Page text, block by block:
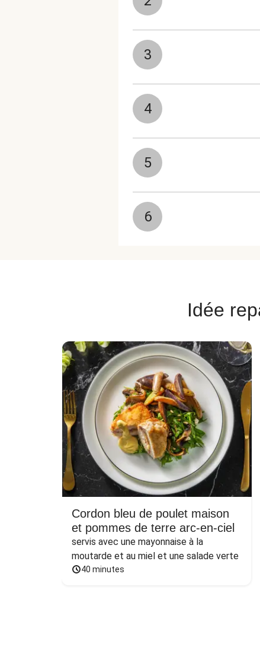
3
4
5
6
Idée
Cordon bleu de poulet maison
et pommes de terre arc-en-ciel
servis avec une mayonnaise à la
moutarde et au miel et une salade verte
40 minutes